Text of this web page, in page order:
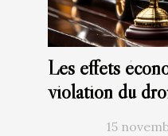
Les effets
violation du
concurrence:
15